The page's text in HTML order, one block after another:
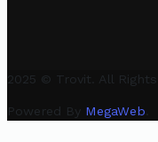
2025 © Trovit. All Rights
Powered By MegaWeb